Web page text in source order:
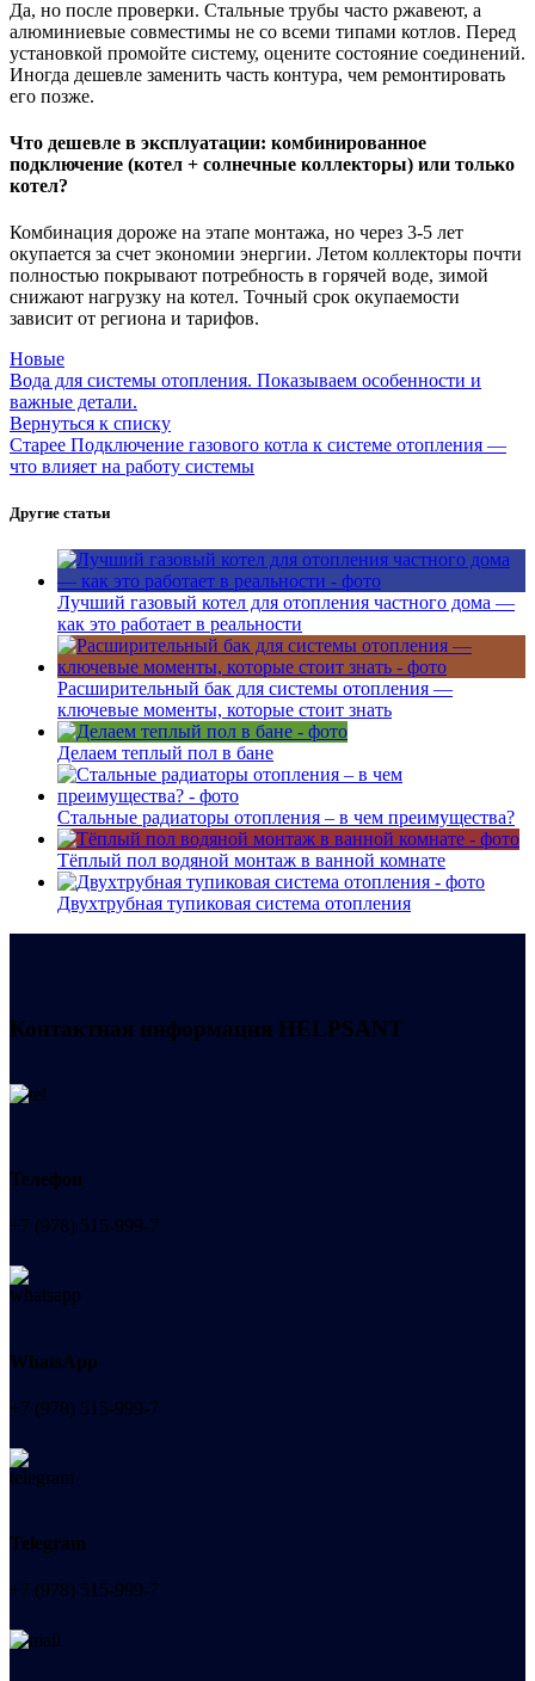
Да, но после проверки. Стальные трубы часто ржавеют, а
алюминиевые совместимы не со всеми типами котлов. Перед
установкой промойте систему, оцените состояние соединений.
Иногда дешевле заменить часть контура, чем ремонтировать
его позже.
Что дешевле в эксплуатации: комбинированное
подключение (котел + солнечные коллекторы) или только
котел?
Комбинация дороже на этапе монтажа, но через 3-5 лет
окупается за счет экономии энергии. Летом коллекторы почти
полностью покрывают потребность в горячей воде, зимой
снижают нагрузку на котел. Точный срок окупаемости
зависит от региона и тарифов.
Новые
Вода для системы отопления. Показываем особенности и
важные детали.
Вернуться к списку
Старее Подключение газового котла к системе отопления —
что влияет на работу системы
Другие статьи
Лучший газовый котел для отопления частного дома —
как это работает в реальности
Расширительный бак для системы отопления —
ключевые моменты, которые стоит знать
Делаем теплый пол в бане
Стальные радиаторы отопления – в чем преимущества?
Тёплый пол водяной монтаж в ванной комнате
Двухтрубная тупиковая система отопления
Контактная информация HELPSANT
Телефон
+7 (978) 515-999-7
WhatsApp
+7 (978) 515-999-7
Telegram
+7 (978) 515-999-7